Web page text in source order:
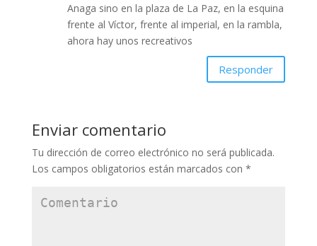
Anaga sino en la plaza de La Paz, en la esquina
frente al Víctor, frente al imperial, en la rambla,
ahora hay unos recreativos
Responder
Enviar comentario
Tu dirección de correo electrónico no será publicada.
Los campos obligatorios están marcados con *